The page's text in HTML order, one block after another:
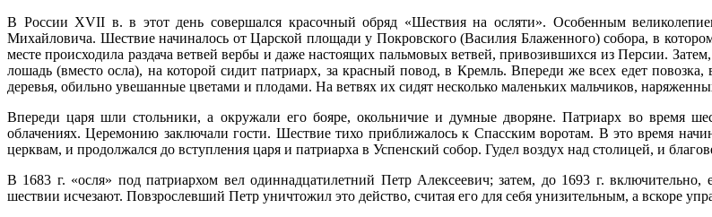
В России XVII в. в этот день совершался красочный обряд «Шествия на осляти». Особенным
Михайловича. Шествие начиналось от Царской площади у Покровского (Василия Блаженного) собора, в
месте происходила раздача ветвей вербы и даже настоящих пальмовых ветвей, привозившихся из Персии.
лошадь (вместо осла), на которой сидит патриарх, за красный повод, в Кремль. Впереди же всех едет
деревья, обильно увешанные цветами и плодами. На ветвях их сидят несколько маленьких мальчиков,
Впереди царя шли стольники, а окружали его бояре, окольничие и думные дворяне. Патриарх во время
облачениях. Церемонию заключали гости. Шествие тихо приближалось к Спасским воротам. В это время
церквам, и продолжался до вступления царя и патриарха в Успенский собор. Гудел воздух над столицей, и
В 1683 г. «осля» под патриархом вел одиннадцатилетний Петр Алексеевич; затем, до 1693 г.
шествии исчезают. Повзрослевший Петр уничтожил это действо, считая его для себя унизительным, а вскоре